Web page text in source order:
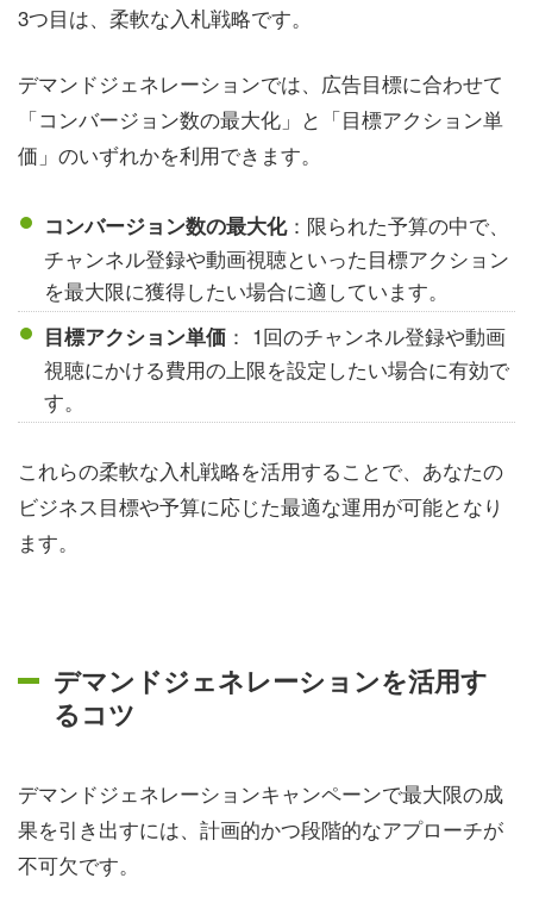
3つ目は、柔軟な入札戦略です。
デマンドジェネレーションでは、広告目標に合わせて
「コンバージョン数の最大化」と「目標アクション単
価」のいずれかを利用できます。
コンバージョン数の最大化：限られた予算の中で、
チャンネル登録や動画視聴といった目標アクション
を最大限に獲得したい場合に適しています。
目標アクション単価 ： 1回のチャンネル登録や動画
視聴にかける費用の上限を設定したい場合に有効で
す。
これらの柔軟な入札戦略を活用することで、あなたの
ビジネス目標や予算に応じた最適な運用が可能となり
ます。
デマンドジェネレーションを活用す
るコツ
デマンドジェネレーションキャンペーンで最大限の成
果を引き出すには、計画的かつ段階的なアプローチが
不可欠です。